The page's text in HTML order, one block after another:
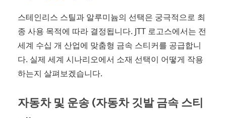
스테인리스 스틸과 알루미늄의 선택은 궁극적으로 최
종 사용 목적에 따라 결정됩니다. JTT 로고스에서는 전
세계 수십 개 산업에 맞춤형 금속 스티커를 공급합니
다. 실제 세계 시나리오에서 소재 선택이 어떻게 작용
하는지 살펴보겠습니다.
자동차 및 운송 (자동차 깃발 금속 스티